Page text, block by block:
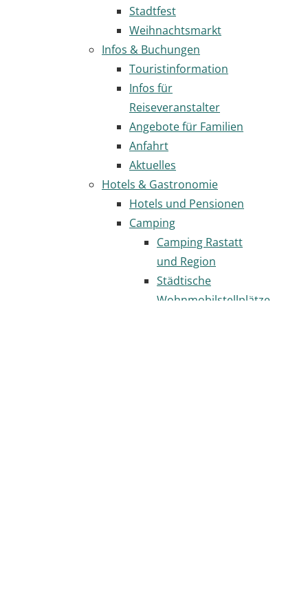
Stadtfest
Weihnachtsmarkt
Infos & Buchungen
Touristinformation
Infos für
Reiseveranstalter
Angebote für Familien
Anfahrt
Aktuelles
Hotels & Gastronomie
Hotels und Pensionen
Camping
Camping Rastatt
und Region
Städtische
Wohnmobilstellplätze